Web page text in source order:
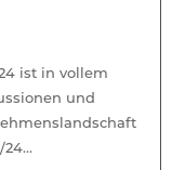
ist in vollem
und